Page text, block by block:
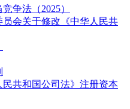
争法（2025）
会关于修改《中华人民共
共和国公司法》注册资本